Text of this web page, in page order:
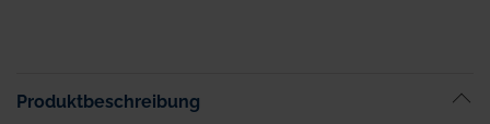
Produktbeschreibung